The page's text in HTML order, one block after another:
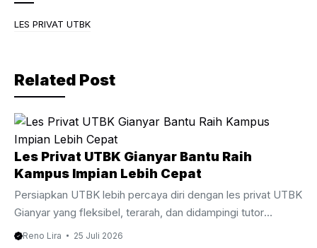
b
o
k
LES PRIVAT UTBK
Related Post
Les Privat UTBK Gianyar Bantu Raih
Kampus Impian Lebih Cepat
Persiapkan UTBK lebih percaya diri dengan les privat UTBK
Gianyar yang fleksibel, terarah, dan didampingi tutor
berpengalaman. Les Privat UTBK Gianyar Membantu
Reno Lira 25 Juli 2026